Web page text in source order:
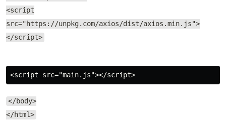
<script
src="https://unpkg.com/axios/dist/axios.min.js">
</script>
</body>
</html>